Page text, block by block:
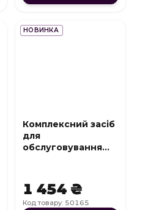
НОВИНКА
Комплексний засіб
для
обслуговування
1 454 ₴
Код товару: 50165